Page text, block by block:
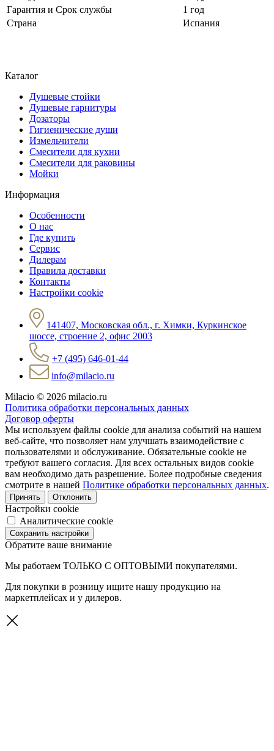
Гарантия и Срок службы
1 год
Страна
Испания
Каталог
Душевые стойки
Душевые гарнитуры
Дозаторы
Гигиенические души
Измельчители
Смесители для кухни
Смесители для раковины
Мойки
Информация
Особенности
О нас
Где купить
Сервис
Дилерам
Правила доставки
Контакты
Настройки cookie
141407, Московская обл., г. Химки, Куркинское
шоссе, строение 2, офис 2003
+7 (495) 646-01-44
info@milacio.ru
Milacio © 2026 milacio.ru
Политика обработки персональных данных
Договор оферты
Мы используем файлы cookie для анализа событий на нашем
веб-сайте, что позволяет нам улучшать взаимодействие с
пользователями и обслуживание. Обязательные cookie не
требуют вашего согласия. Для всех остальных видов cookie
вам необходимо дать разрешение. Более подробные сведения
смотрите в нашей Политике обработки персональных данных.
Принять Отклонить
Настройки cookie
Аналитические cookie
Сохранить настройки
Обратите ваше внимание
Мы работаем ТОЛЬКО С ОПТОВЫМИ покупателями.
Для покупки в розницу ищите нашу продукцию на
маркетплейсах и у дилеров.